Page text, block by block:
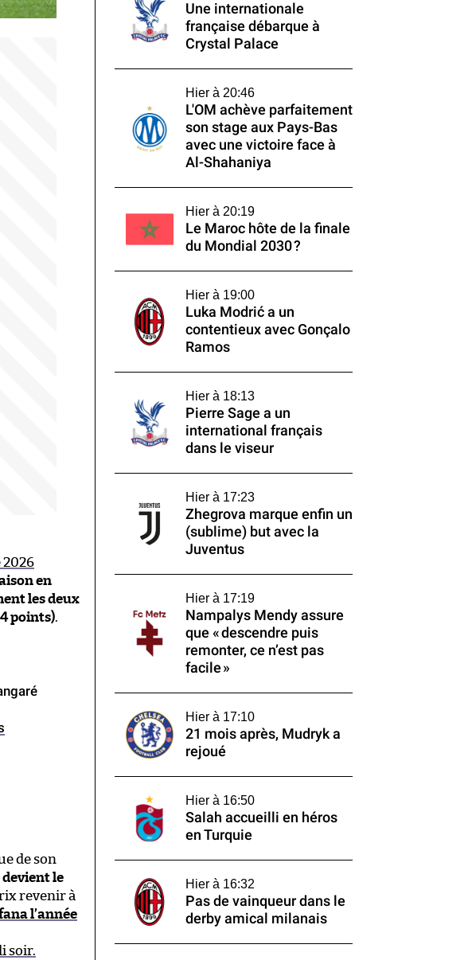
2026
en
les deux
points).
de son
devient le
revenir à
l’année
soir.
Une internationale
française débarque à
Crystal Palace
Hier à 20:46
L'OM achève parfaitement
son stage aux Pays-Bas
avec une victoire face à
Al-Shahaniya
Hier à 20:19
Le Maroc hôte de la finale
du Mondial 2030 ?
Hier à 19:00
Luka Modrić a un
contentieux avec Gonçalo
Ramos
Hier à 18:13
Pierre Sage a un
international français
dans le viseur
Hier à 17:23
Zhegrova marque enfin un
(sublime) but avec la
Juventus
Hier à 17:19
Nampalys Mendy assure
que « descendre puis
remonter, ce n’est pas
facile »
Hier à 17:10
21 mois après, Mudryk a
rejoué
Hier à 16:50
Salah accueilli en héros
en Turquie
Hier à 16:32
Pas de vainqueur dans le
derby amical milanais